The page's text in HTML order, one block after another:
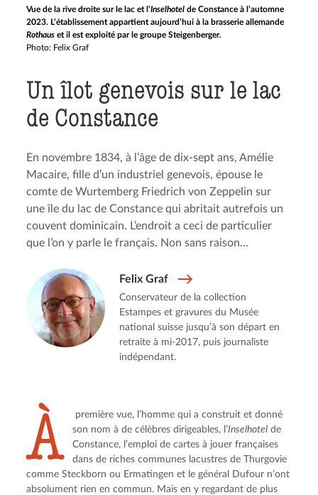
Vue de la rive droite sur le lac et l’Inselhotel de Constance à l’automne
2023. L’établissement appartient aujourd’hui à la brasserie allemande
Rothaus et il est exploité par le groupe Steigenberger.
Photo: Felix Graf
Un îlot genevois sur le lac
de Constance
En novembre 1834, à l’âge de dix-sept ans, Amélie
Macaire, fille d’un industriel genevois, épouse le
comte de Wurtemberg Friedrich von Zeppelin sur
une île du lac de Constance qui abritait autrefois un
couvent dominicain. L’endroit a ceci de particulier
que l’on y parle le français. Non sans raison…
Felix Graf
Conservateur de la collection
Estampes et gravures du Musée
national suisse jusqu’à son départ en
retraite à mi-2017, puis journaliste
indépendant.
À
première vue, l’homme qui a construit et donné
son nom à de célèbres dirigeables, l’Inselhotel de
Constance, l’emploi de cartes à jouer françaises
dans de riches communes lacustres de Thurgovie
comme Steckborn ou Ermatingen et le général Dufour n’ont
absolument rien en commun. Mais en y regardant de plus